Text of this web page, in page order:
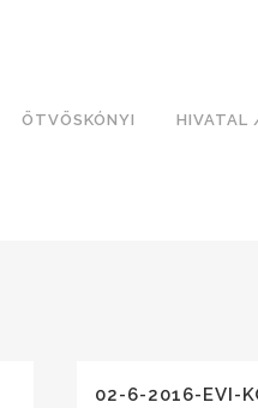
ÖTVÖSKÓNYI HIVATAL
02-6-2016-EVI-